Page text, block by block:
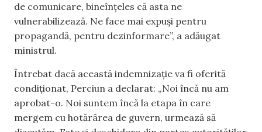
de comunicare, bineînțeles că asta ne
vulnerabilizează. Ne face mai expuși pentru
propagandă, pentru dezinformare”, a adăugat
ministrul.
Întrebat dacă această indemnizație va fi oferită
condiționat, Perciun a declarat: „Noi încă nu am
aprobat-o. Noi suntem încă la etapa în care
mergem cu hotărârea de guvern, urmează să